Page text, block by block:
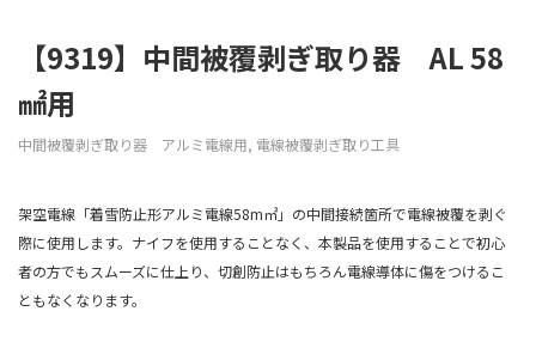
【9319】中間被覆剥ぎ取り器 AL 58
㎟用
中間被覆剥ぎ取り器 アルミ電線用, 電線被覆剥ぎ取り工具
架空電線「着雪防止形アルミ電線58m㎡」の中間接続箇所で電線被覆を剥ぐ
際に使用します。ナイフを使用することなく、本製品を使用することで初心
者の方でもスムーズに仕上り、切創防止はもちろん電線導体に傷をつけるこ
ともなくなります。